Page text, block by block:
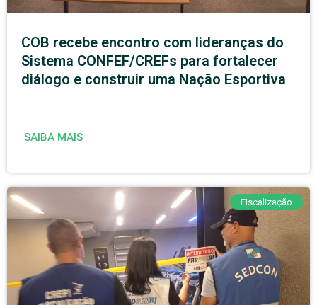
COB recebe encontro com lideranças do
Sistema CONFEF/CREFs para fortalecer
diálogo e construir uma Nação Esportiva
SAIBA MAIS
Fiscalização